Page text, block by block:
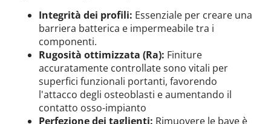
Integrità dei profili: Essenziale per creare una
barriera batterica e impermeabile tra i
componenti.
Rugosità ottimizzata (Ra): Finiture
accuratamente controllate sono vitali per
superfici funzionali portanti, favorendo
l'attacco degli osteoblasti e aumentando il
contatto osso-impianto
Perfezione dei taglienti: Rimuovere le bave è